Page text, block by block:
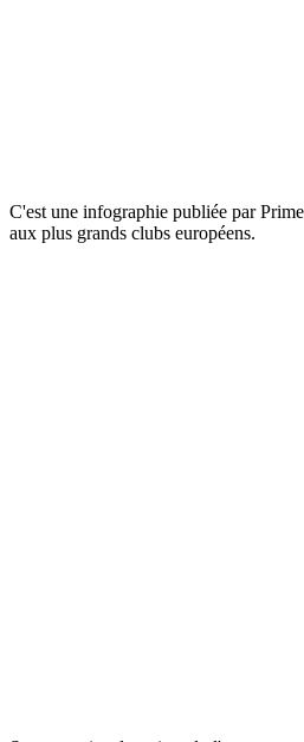
C'est une infographie publiée par
aux plus grands clubs européens.